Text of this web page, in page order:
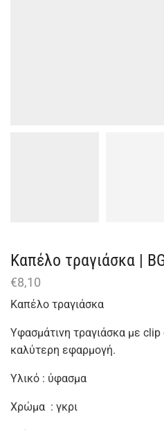
Καπέλο τραγιάσκα |
€8,10
Καπέλο τραγιάσκα
Υφασμάτινη τραγιάσκα με
καλύτερη εφαρμογή.
Υλικό : ύφασμα
Χρώμα : γκρι